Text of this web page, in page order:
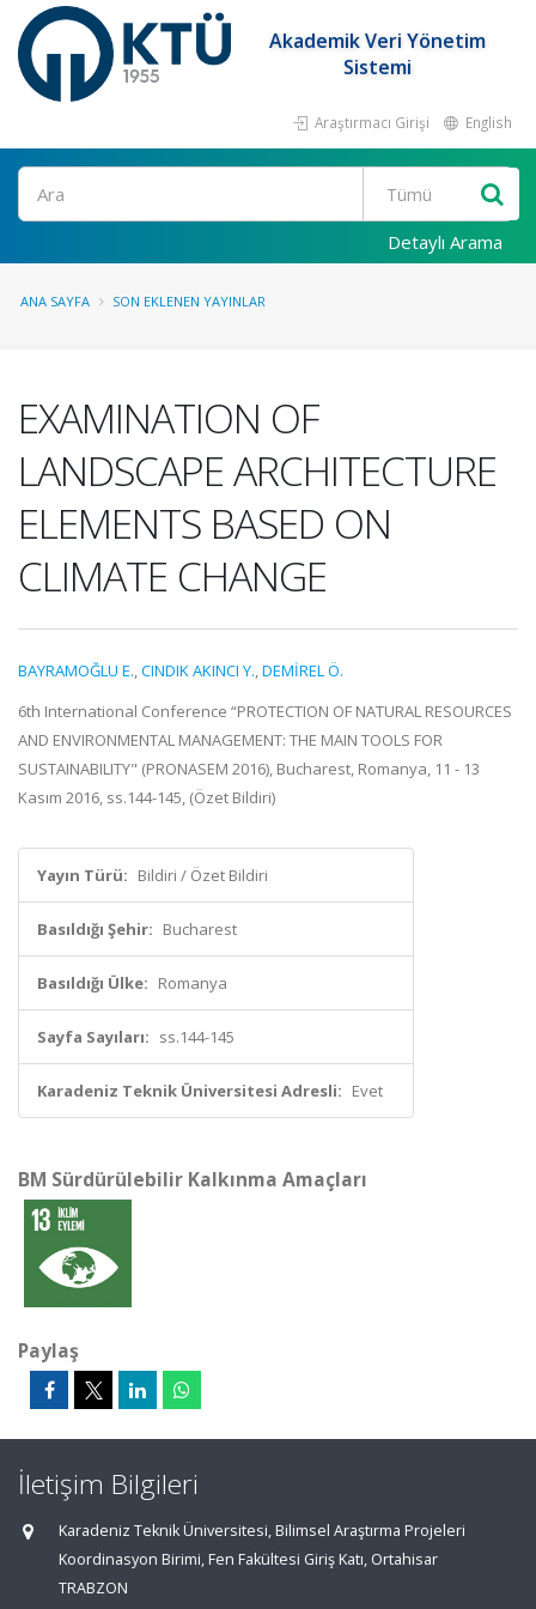
Akademik Veri Yönetim
Sistemi
Araştırmacı Girişi English
Ara
Detaylı Arama
ANA SAYFA SON EKLENEN YAYINLAR
EXAMINATION OF
LANDSCAPE ARCHITECTURE
ELEMENTS BASED ON
CLIMATE CHANGE
BAYRAMOĞLU E.,CINDIK AKINCI Y.,DEMİREL Ö.
6th International Conference “PROTECTION OF NATURAL RESOURCES
AND ENVIRONMENTAL MANAGEMENT: THE MAIN TOOLS FOR
SUSTAINABILITY" (PRONASEM 2016), Bucharest, Romanya, 11 - 13
Kasım 2016, ss.144-145, (Özet Bildiri)
Yayın Türü: Bildiri / Özet Bildiri
Basıldığı Şehir: Bucharest
Basıldığı Ülke: Romanya
Sayfa Sayıları: ss.144-145
Karadeniz Teknik Üniversitesi Adresli: Evet
BM Sürdürülebilir Kalkınma Amaçları
Paylaş
İletişim Bilgileri
Karadeniz Teknik Üniversitesi, Bilimsel Araştırma Projeleri
Koordinasyon Birimi, Fen Fakültesi Giriş Katı, Ortahisar
TRABZON